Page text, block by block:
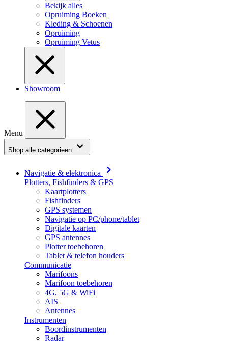
Bekijk alles
Opruiming Boeken
Kleding & Schoenen
Opruiming
Opruiming Vetus
Showroom
Menu
Shop alle categorieën
Navigatie & elektronica
Plotters, Fishfinders & GPS
Kaartplotters
Fishfinders
GPS systemen
Navigatie op PC/phone/tablet
Digitale kaarten
GPS antennes
Plotter toebehoren
Tablet & telefon houders
Communicatie
Marifoons
Marifoon toebehoren
4G, 5G & WiFi
AIS
Antennes
Instrumenten
Boordinstrumenten
Radar